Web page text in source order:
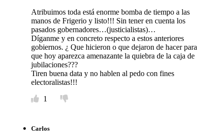
Atribuimos toda está enorme bomba de tiempo a las
manos de Frigerio y listo!!! Sin tener en cuenta los
pasados gobernadores…(justicialistas)…
Díganme y en concreto respecto a estos anteriores
gobiernos. ¿ Que hicieron o que dejaron de hacer para
que hoy aparezca amenazante la quiebra de la caja de
jubilaciones???
Tiren buena data y no hablen al pedo con fines
electoralistas!!!
1
Carlos